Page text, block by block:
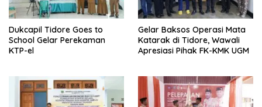
Dukcapil Tidore Goes to
School Gelar Perekaman
KTP-el
Gelar Baksos Operasi Mata
Katarak di Tidore, Wawali
Apresiasi Pihak FK-KMK UGM